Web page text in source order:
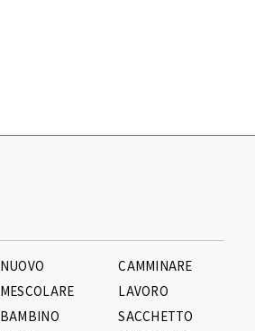
NUOVO
MESCOLARE
BAMBINO
CAMMINARE
LAVORO
SACCHETTO